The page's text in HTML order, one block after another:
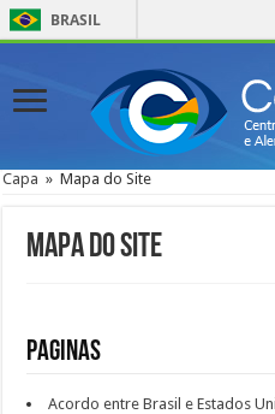
BRASIL
Capa » Mapa do Site
Mapa do Site
Paginas
Acordo entre Brasil e Estados